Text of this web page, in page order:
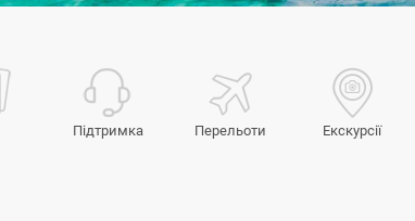
Підтримка Перельоти Екскурсії